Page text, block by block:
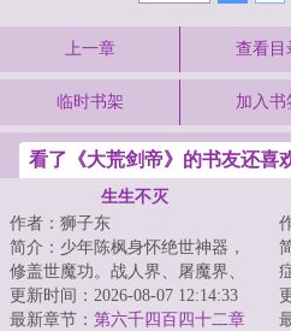
上一章 查看目
临时书架 加入书
看了《大荒剑帝》的书友还喜
生生不灭
作者：狮子东
简介：少年陈枫身怀绝世神器，
修盖世魔功。战人界、屠魔界、
挑仙界、冲神界。打遍诸世界，
杀出冲天血路，...
更新时间：2026-08-07 12:14:33
最新章节： 第六千四百四十二章